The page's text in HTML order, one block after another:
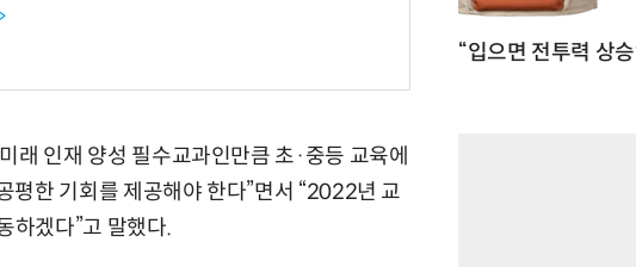
래 인재 양성 필수교과인만큼 초·중등 교육에
평한 기회를 제공해야 한다”면서 “2022년 교
하겠다”고 말했다.